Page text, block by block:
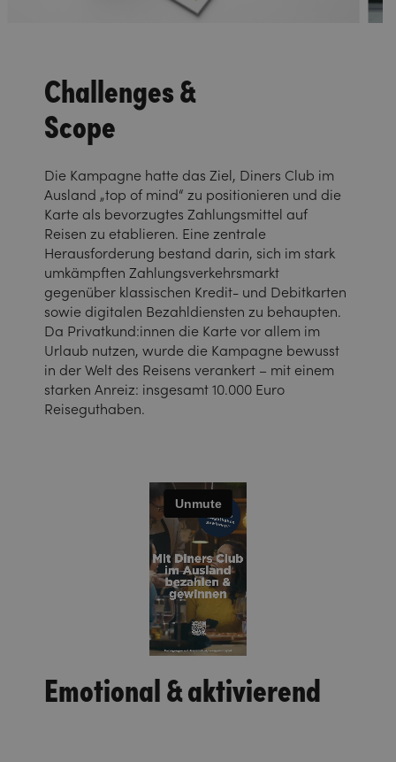
Challenges &
Scope
Die Kampagne hatte das Ziel, Diners Club im
Ausland „top of mind“ zu positionieren und die
Karte als bevorzugtes Zahlungsmittel auf
Reisen zu etablieren. Eine zentrale
Herausforderung bestand darin, sich im stark
umkämpften Zahlungsverkehrsmarkt
gegenüber klassischen Kredit- und Debitkarten
sowie digitalen Bezahldiensten zu behaupten.
Da Privatkund:innen die Karte vor allem im
Urlaub nutzen, wurde die Kampagne bewusst
in der Welt des Reisens verankert – mit einem
starken Anreiz: insgesamt 10.000 Euro
Reiseguthaben.
Emotional & aktivierend